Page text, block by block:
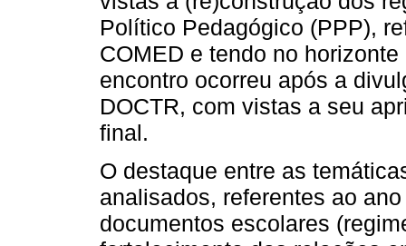
Político Pedagógico (PPP),
COMED e tendo no
encontro ocorreu após a
DOCTR, com vistas a seu
final.
O destaque entre as
analisados, referentes ao
documentos escolares